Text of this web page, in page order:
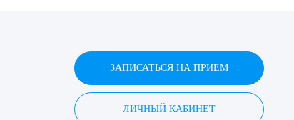
ЗАПИСАТЬСЯ НА ПРИЕМ
ЛИЧНЫЙ КАБИНЕТ